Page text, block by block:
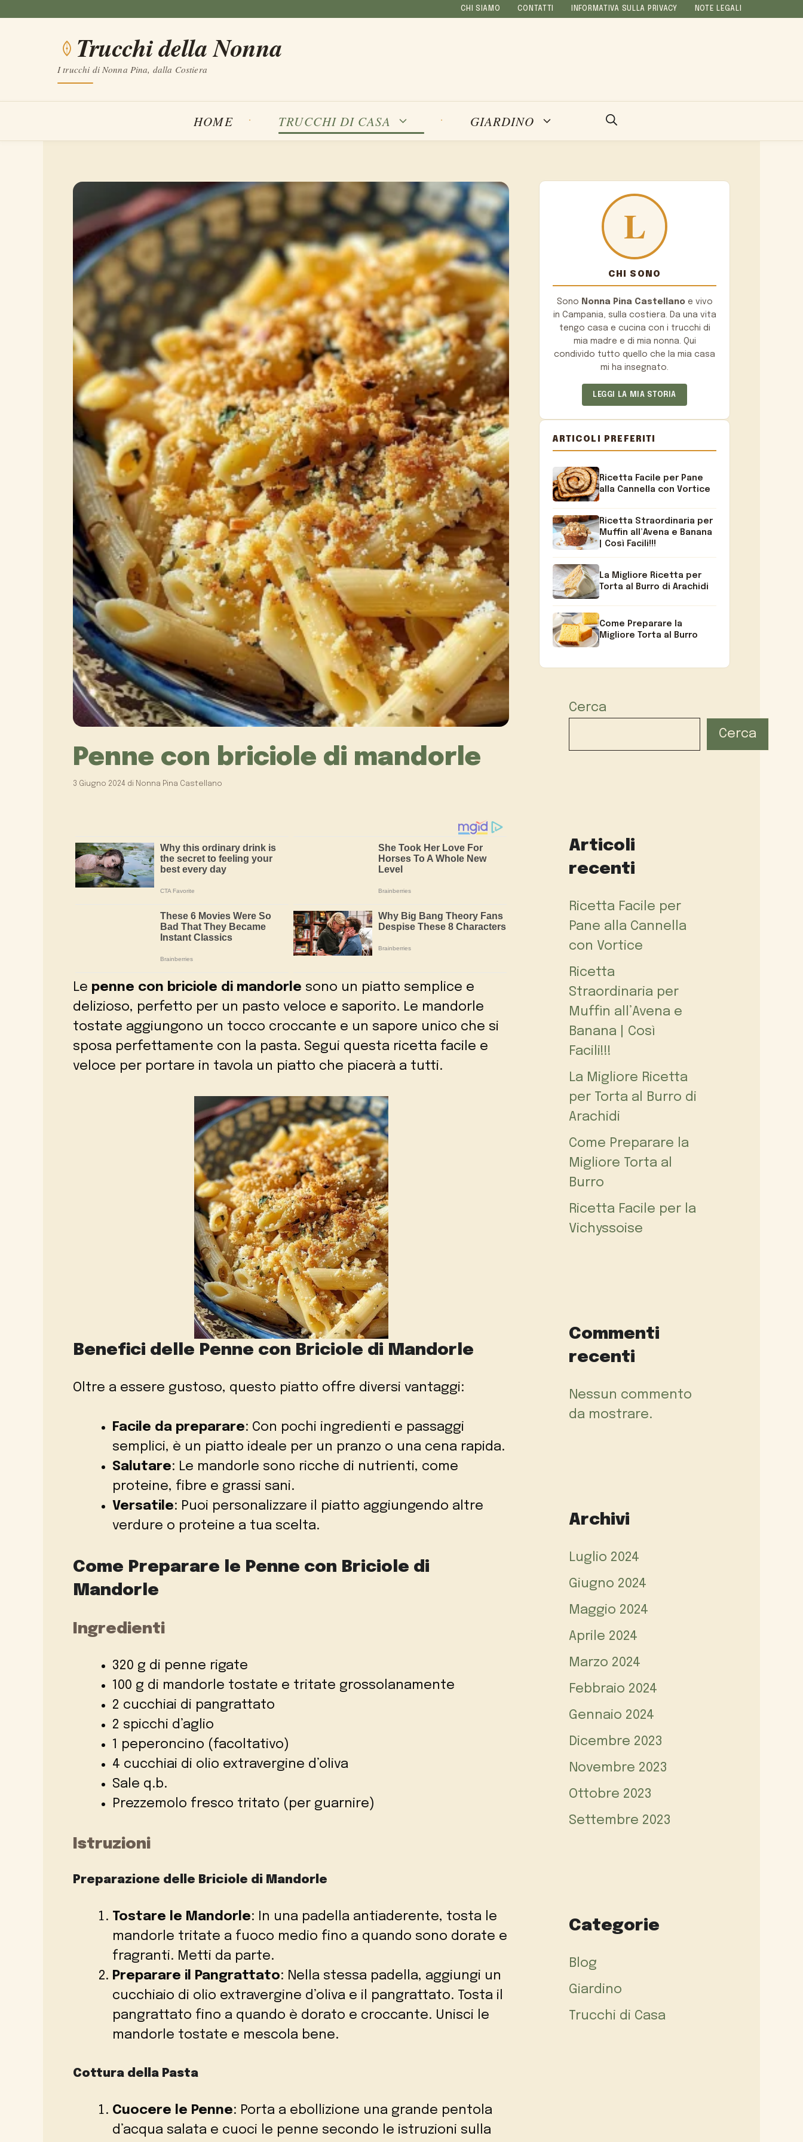
contenuto
CHI SIAMO CONTATTI INFORMATIVA SULLA PRIVACY NOTE LEGALI
Trucchi della Nonna
I trucchi di Nonna Pina, dalla Costiera
HOME TRUCCHI DI CASA GIARDINO
Penne con briciole di mandorle
3 Giugno 2024 di Nonna Pina Castellano
Le penne con briciole di mandorle sono un piatto semplice e
delizioso, perfetto per un pasto veloce e saporito. Le mandorle
tostate aggiungono un tocco croccante e un sapore unico che si
sposa perfettamente con la pasta. Segui questa ricetta facile e
veloce per portare in tavola un piatto che piacerà a tutti.
Benefici delle Penne con Briciole di Mandorle
Oltre a essere gustoso, questo piatto offre diversi vantaggi:
Facile da preparare: Con pochi ingredienti e passaggi
semplici, è un piatto ideale per un pranzo o una cena rapida.
Salutare: Le mandorle sono ricche di nutrienti, come
proteine, fibre e grassi sani.
Versatile: Puoi personalizzare il piatto aggiungendo altre
verdure o proteine a tua scelta.
Come Preparare le Penne con Briciole di
Mandorle
Ingredienti
320 g di penne rigate
100 g di mandorle tostate e tritate grossolanamente
2 cucchiai di pangrattato
2 spicchi d’aglio
1 peperoncino (facoltativo)
4 cucchiai di olio extravergine d’oliva
Sale q.b.
Prezzemolo fresco tritato (per guarnire)
Istruzioni
Preparazione delle Briciole di Mandorle
Tostare le Mandorle: In una padella antiaderente, tosta le
mandorle tritate a fuoco medio fino a quando sono dorate e
fragranti. Metti da parte.
Preparare il Pangrattato: Nella stessa padella, aggiungi un
cucchiaio di olio extravergine d’oliva e il pangrattato. Tosta il
pangrattato fino a quando è dorato e croccante. Unisci le
mandorle tostate e mescola bene.
Cottura della Pasta
Cuocere le Penne: Porta a ebollizione una grande pentola
d’acqua salata e cuoci le penne secondo le istruzioni sulla
CHI SONO
Sono Nonna Pina Castellanoe vivo
in Campania, sulla costiera. Da una vita
tengo casa e cucina con i trucchi di
mia madre e di mia nonna. Qui
condivido tutto quello che la mia casa
mi ha insegnato.
LEGGI LA MIA STORIA
ARTICOLI PREFERITI
Ricetta Facile per Pane
alla Cannella con Vortice
Ricetta Straordinaria per
Muffin all’Avena e Banana
| Così Facili!!!
La Migliore Ricetta per
Torta al Burro di Arachidi
Come Preparare la
Migliore Torta al Burro
Cerca
Cerca
Articoli
recenti
Ricetta Facile per
Pane alla Cannella
con Vortice
Ricetta
Straordinaria per
Muffin all’Avena e
Banana | Così
Facili!!!
La Migliore Ricetta
per Torta al Burro di
Arachidi
Come Preparare la
Migliore Torta al
Burro
Ricetta Facile per la
Vichyssoise
Commenti
recenti
Nessun commento
da mostrare.
Archivi
Luglio 2024
Giugno 2024
Maggio 2024
Aprile 2024
Marzo 2024
Febbraio 2024
Gennaio 2024
Dicembre 2023
Novembre 2023
Ottobre 2023
Settembre 2023
Categorie
Blog
Giardino
Trucchi di Casa